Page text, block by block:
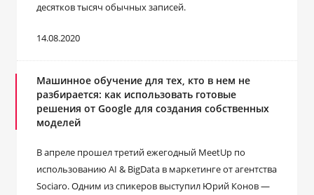
десятков тысяч обычных записей.
14.08.2020
Машинное обучение для тех, кто в нем не
разбирается: как использовать готовые
решения от Google для создания собственных
моделей
В апреле прошел третий ежегодный MeetUp по
использованию AI & BigData в маркетинге от агентства
Sociaro. Одним из спикеров выступил Юрий Конов ―